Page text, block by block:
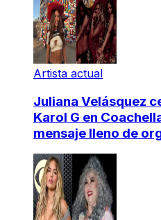
Artista actual
Juliana Velásquez
Karol G en
mensaje lleno de